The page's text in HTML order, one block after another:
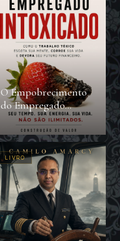
O Empobrecimento
do Empregado
Intoxicado
LIVRO